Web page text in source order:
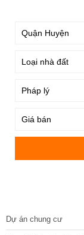
Dự án chung cư